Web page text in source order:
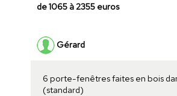
de 1065 à 2355 euros
Gérard
6 porte-fenêtres faites en bois
(standard)